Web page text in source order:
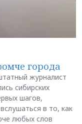
города
журналист
сибирских
шагов,
в то, как
любых слов